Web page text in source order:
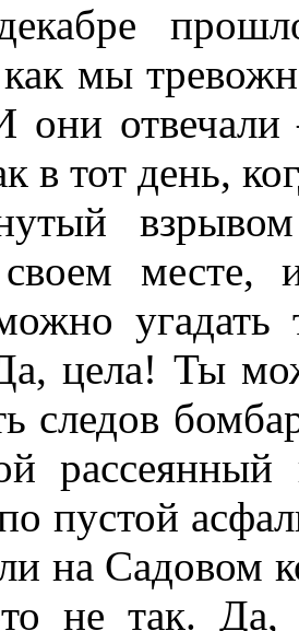
мы
они
в тот день,
месте,
цела! Ты
следов
пустой
на Садовом
не так.